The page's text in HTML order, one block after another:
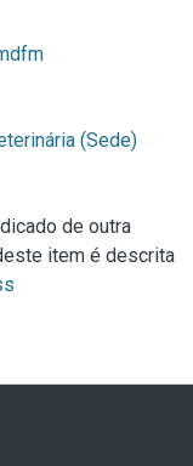
(Sede)
de outra
item é descrita